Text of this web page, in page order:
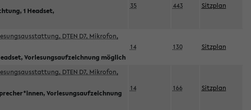
1 Headset,
35 443 Sitzplan
DTEN D7, Mikrofon,
Vorlesungsaufzeichnung möglich
14 130 Sitzplan
DTEN D7, Mikrofon,
Vorlesungsaufzeichnung
14 166 Sitzplan